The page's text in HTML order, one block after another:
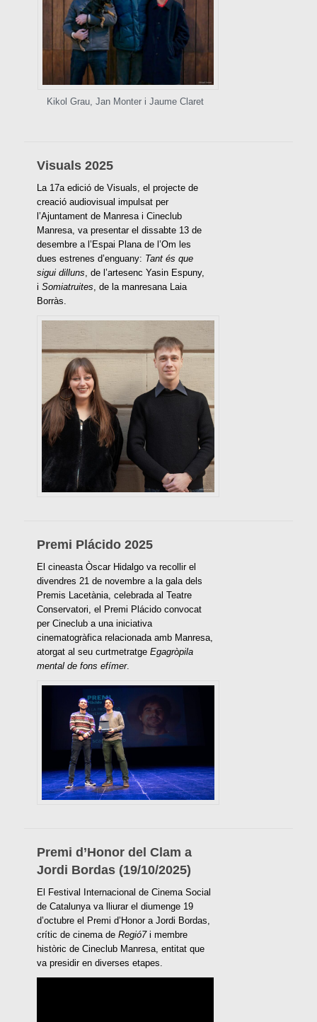
Kikol Grau, Jan Monter i Jaume Claret
Visuals 2025
La 17a edició de Visuals, el projecte de
creació audiovisual impulsat per
l’Ajuntament de Manresa i Cineclub
Manresa, va presentar el dissabte 13 de
desembre a l’Espai Plana de l’Om les
dues estrenes d’enguany: Tant és que
sigui dilluns , de l’artesenc Yasin Espuny,
iSomiatruites , de la manresana Laia
Borràs.
Premi Plácido 2025
El cineasta Òscar Hidalgo va recollir el
divendres 21 de novembre a la gala dels
Premis Lacetània, celebrada al Teatre
Conservatori, el Premi Plácido convocat
per Cineclub a una iniciativa
cinematogràfica relacionada amb Manresa,
atorgat al seu curtmetratgeEgagròpila
mental de fons efímer.
Premi d’Honor del Clam a
Jordi Bordas (19/10/2025)
El Festival Internacional de Cinema Social
de Catalunya va lliurar el diumenge 19
d’octubre el Premi d’Honor a Jordi Bordas,
crític de cinema deRegió7i membre
històric de Cineclub Manresa, entitat que
va presidir en diverses etapes.